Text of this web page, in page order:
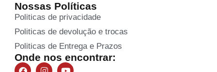
Nossas Políticas
Politicas de privacidade
Politicas de devolução e trocas
Politicas de Entrega e Prazos
Onde nos encontrar: